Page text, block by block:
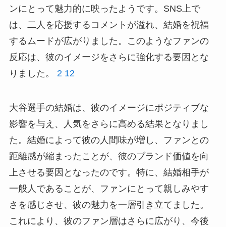
ンにとって魅力的に映ったようです。SNS上で
は、二人を応援するコメントが溢れ、結婚を祝福
するムードが広がりました。このようなファンの
反応は、彼のイメージをさらに強化する要因とな
りました。 2 12
大谷選手の結婚は、彼のイメージにポジティブな
影響を与え、人気をさらに高める結果となりまし
た。結婚によって彼の人間味が増し、ファンとの
距離感が縮まったことが、彼のブランド価値を向
上させる要因となったのです。特に、結婚相手が
一般人であることが、ファンにとって親しみやす
さを感じさせ、彼の魅力を一層引き立てました。
これにより、彼のファン層はさらに広がり、今後